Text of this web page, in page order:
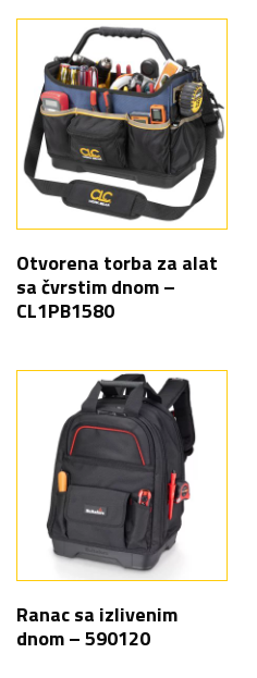
Otvorena torba za alat
sa čvrstim dnom –
CL1PB1580
Ranac sa izlivenim
dnom – 590120